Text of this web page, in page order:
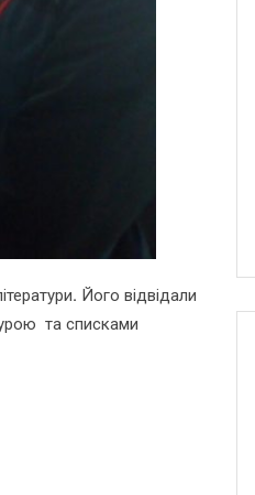
. Його відвідали
та списками